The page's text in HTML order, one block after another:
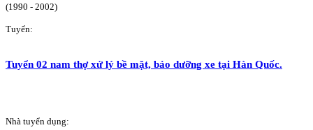
(1990 - 2002)
Tuyển:
Tuyển 02 nam thợ xử lý bề mặt, bảo dưỡng xe tại Hàn Quốc.
Nhà tuyển dụng: